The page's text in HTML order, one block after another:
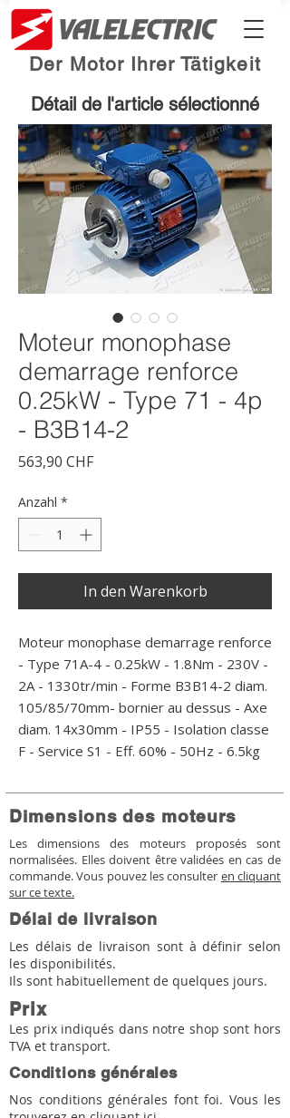
Der Motor Ihrer Tätigkeit
Détail de l'article sélectionné
Moteur monophase
demarrage renforce
0.25kW - Type 71 - 4p
- B3B14-2
563,90 CHFPreis
Anzahl *
In den Warenkorb
Moteur monophase demarrage renforce
- Type 71A-4 - 0.25kW - 1.8Nm - 230V -
2A - 1330tr/min - Forme B3B14-2 diam.
105/85/70mm- bornier au dessus - Axe
diam. 14x30mm - IP55 - Isolation classe
F - Service S1 - Eff. 60% - 50Hz - 6.5kg
Dimensions des moteurs
Les dimensions des moteurs proposés sont
normalisées. Elles doivent être validées en cas de
commande. Vous pouvez les consulter en cliquant
sur ce texte.
Délai de livraison
Les délais de livraison sont à définir selon
les disponibilités.
Ils sont habituellement de quelques jours.
Prix
Les prix indiqués dans notre shop sont hors
TVA et transport.
Conditions générales
Nos conditions générales font foi. Vous les